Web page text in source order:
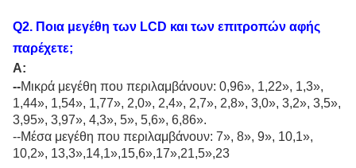
Q2. Ποια μεγέθη των LCD και των επιτροπών αφής
παρέχετε;
Α:
--Μικρά μεγέθη που περιλαμβάνουν: 0,96», 1,22», 1,3»,
1,44», 1,54», 1,77», 2,0», 2,4», 2,7», 2,8», 3,0», 3,2», 3,5»,
3,95», 3,97», 4,3», 5», 5,6», 6,86».
--Μέσα μεγέθη που περιλαμβάνουν: 7», 8», 9», 10,1»,
10,2», 13,3»,14,1»,15,6»,17»,21,5»,23